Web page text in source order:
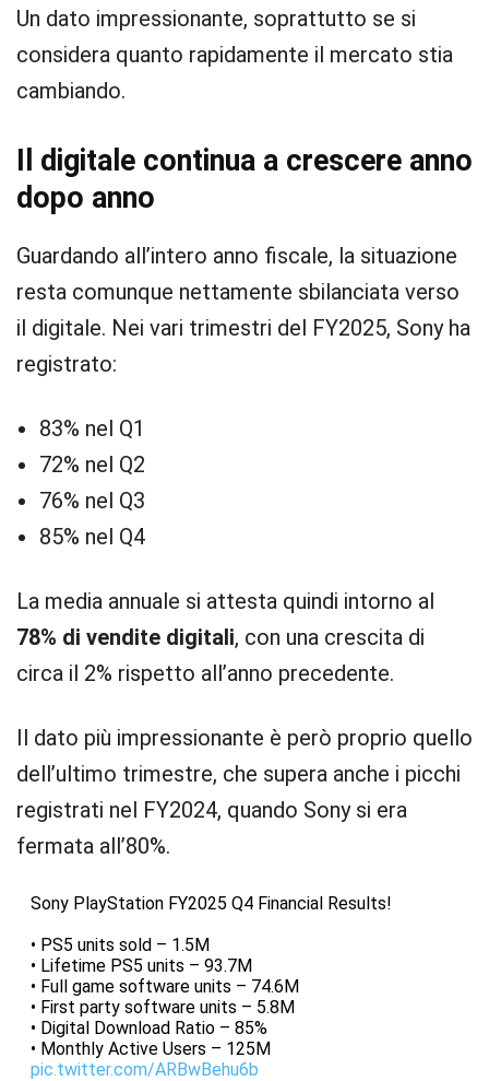
Un dato impressionante, soprattutto se si
considera quanto rapidamente il mercato stia
cambiando.
Il digitale continua a crescere anno
dopo anno
Guardando all’intero anno fiscale, la situazione
resta comunque nettamente sbilanciata verso
il digitale. Nei vari trimestri del FY2025, Sony ha
registrato:
83% nel Q1
72% nel Q2
76% nel Q3
85% nel Q4
La media annuale si attesta quindi intorno al
78% di vendite digitali, con una crescita di
circa il 2% rispetto all’anno precedente.
Il dato più impressionante è però proprio quello
dell’ultimo trimestre, che supera anche i picchi
registrati nel FY2024, quando Sony si era
fermata all’80%.
Sony PlayStation FY2025 Q4 Financial Results!
• PS5 units sold – 1.5M
• Lifetime PS5 units – 93.7M
• Full game software units – 74.6M
• First party software units – 5.8M
• Digital Download Ratio – 85%
• Monthly Active Users – 125M
pic.twitter.com/ARBwBehu6b